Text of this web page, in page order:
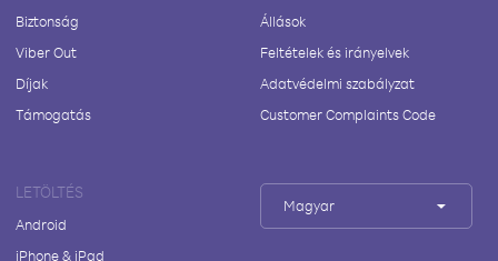
Biztonság
Viber Out
Díjak
Támogatás
Állások
Feltételek és irányelvek
Adatvédelmi szabályzat
Customer Complaints Code
LETÖLTÉS
Android
iPhone & iPad
Magyar